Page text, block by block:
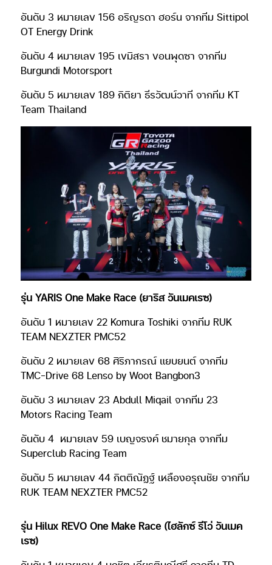
อันดับ 3 หมายเลข 156 อริญรดา ฮอร์น จากทีม Sittipol
OT Energy Drink
อันดับ 4 หมายเลข 195 เขมิสรา ขอนพุดซา จากทีม
Burgundi Motorsport
อันดับ 5 หมายเลข 189 กิติยา ธีรวัฒน์วาที จากทีม KT
Team Thailand
รุ่น YARIS One Make Race (ยาริส วันเมคเรซ)
อันดับ 1 หมายเลข 22 Komura Toshiki จากทีม RUK
TEAM NEXZTER PMC52
อันดับ 2 หมายเลข 68 ศิริภากรณ์ แยบยนต์ จากทีม
TMC-Drive 68 Lenso by Woot Bangbon3
อันดับ 3 หมายเลข 23 Abdull Miqail จากทีม 23
Motors Racing Team
อันดับ 4 หมายเลข 59 เบญจรงค์ ชมายกุล จากทีม
Superclub Racing Team
อันดับ 5 หมายเลข 44 กิตติณัฏฐ์ เหลืองอรุณชัย จากทีม
RUK TEAM NEXZTER PMC52
รุ่น Hilux REVO One Make Race (ไฮลักซ์ รีโว่ วันเมค
เรซ)